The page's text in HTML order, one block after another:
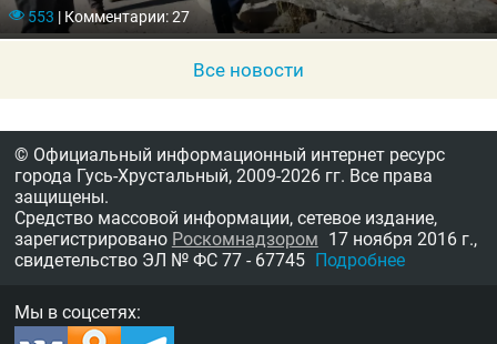
553 |Комментарии: 27
Все новости
© Официальный информационный интернет ресурс
города Гусь-Хрустальный, 2009-2026 гг. Все права
защищены.
Средство массовой информации, сетевое издание,
зарегистрировано Роскомнадзором 17 ноября 2016 г.,
свидетельство ЭЛ № ФС 77 - 67745 Подробнее
Мы в соцсетях: